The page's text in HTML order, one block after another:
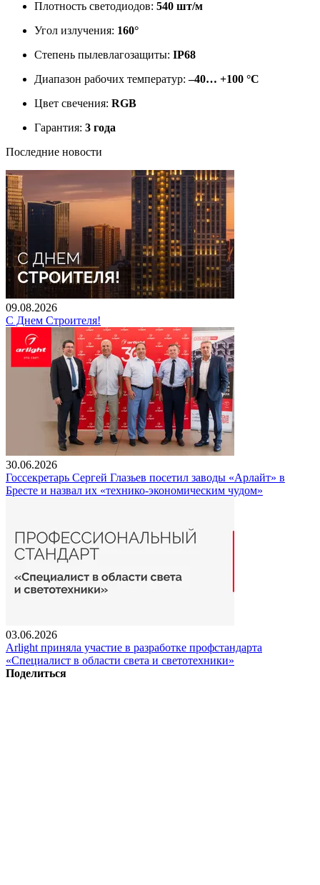
Плотность светодиодов: 540 шт/м
Угол излучения: 160°
Степень пылевлагозащиты: IP68
Диапазон рабочих температур:–40… +100 °C
Цвет свечения: RGB
Гарантия: 3 года
Последние новости
09.08.2026
С Днем Строителя!
30.06.2026
Госсекретарь Сергей Глазьев посетил заводы «Арлайт» в
Бресте и назвал их «технико-экономическим чудом»
03.06.2026
Arlight приняла участие в разработке профстандарта
«Специалист в области света и светотехники»
Поделиться